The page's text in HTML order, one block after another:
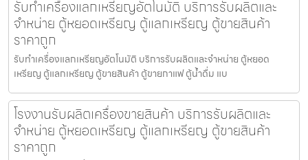
รับทำเครื่องแลกเหรียญ​อัตโนมัติ บริการรับผลิตและ
จำหน่าย ตู้หยอดเหรียญ ตู้แลกเหรียญ ตู้ขายสินค้า
ราคาถูก
รับทำเครื่องแลกเหรียญ​อัตโนมัติ บริการรับผลิตและจำหน่าย ตู้หยอด
เหรียญ ตู้แลกเหรียญ ตู้ขายสินค้า ตู้ขายกาแฟ ตู้น้ำดื่ม แบ
โรงงานรับผลิตเครื่องขายสินค้า บริการรับผลิตและ
จำหน่าย ตู้หยอดเหรียญ ตู้แลกเหรียญ ตู้ขายสินค้า
ราคาถูก